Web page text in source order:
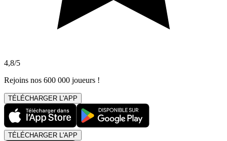
4,8/5
Rejoins nos 600 000 joueurs !
TÉLÉCHARGER L'APP
TÉLÉCHARGER L'APP